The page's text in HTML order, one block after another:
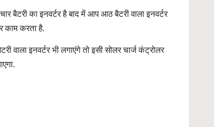
बैटरी का इनवर्टर है बाद में आप आठ बैटरी वाला इनवर्टर
करता है.
इनवर्टर भी लगाएंगे तो इसी सोलर चार्ज कंट्रोलर